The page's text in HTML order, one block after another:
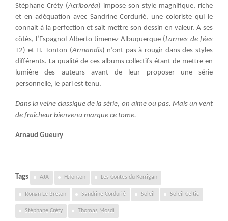
Stéphane Créty (Acriboréa) impose son style magnifique, riche
et en adéquation avec Sandrine Cordurié, une coloriste qui le
connait à la perfection et sait mettre son dessin en valeur. A ses
côtés, l’Espagnol Alberto Jimenez Albuquerque (Larmes de fées
T2) et H. Tonton (Armandis) n’ont pas à rougir dans des styles
différents. La qualité de ces albums collectifs étant de mettre en
lumière des auteurs avant de leur proposer une série
personnelle, le pari est tenu.
Dans la veine classique de la série, on aime ou pas. Mais un vent
de fraîcheur bienvenu marque ce tome.
Arnaud Gueury
Tags AJA H.Tonton Les Contes du Korrigan
Ronan Le Breton Sandrine Cordurié Soleil Soleil Celtic
Stéphane Créty Thomas Mosdi